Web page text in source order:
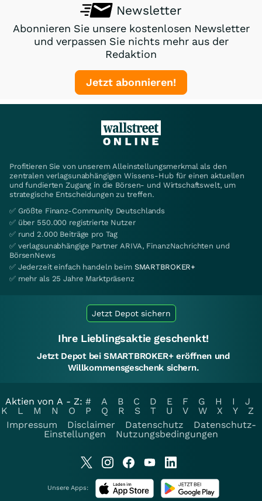
Newsletter
Abonnieren Sie unsere kostenlosen Newsletter
und verpassen Sie nichts mehr aus der
Redaktion
Jetzt abonnieren!
Profitieren Sie von unserem Alleinstellungsmerkmal als den
zentralen verlagsunabhängigen Wissens-Hub für einen aktuellen
und fundierten Zugang in die Börsen- und Wirtschaftswelt, um
strategische Entscheidungen zu treffen.
✅ Größte Finanz-Community Deutschlands
✅ über 550.000 registrierte Nutzer
✅ rund 2.000 Beiträge pro Tag
✅ verlagsunabhängige Partner ARIVA, FinanzNachrichten und
BörsenNews
✅ Jederzeit einfach handeln beim SMARTBROKER+
✅ mehr als 25 Jahre Marktpräsenz
Jetzt Depot sichern
Ihre Lieblingsaktie geschenkt!
Jetzt Depot bei SMARTBROKER+ eröffnen und
Willkommensgeschenk sichern.
Aktien von A - Z: # A B C D E F G H I
J
K
L M N O P Q R S T U V W X Y
Z
Impressum
Disclaimer Datenschutz
Datenschutz-
Einstellungen
Nutzungsbedingungen
Unsere Apps: